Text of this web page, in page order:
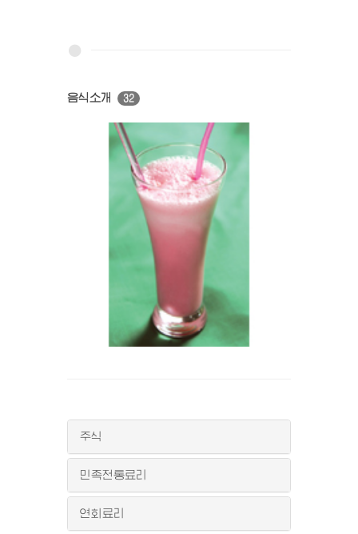
음식소개 32
주식
민족전통료리
연회료리